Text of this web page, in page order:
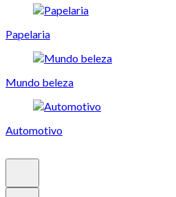
Papelaria
Mundo beleza
Automotivo